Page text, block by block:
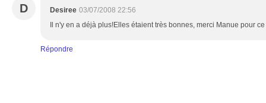
D Desiree 03/07/2008 22:56
Il n'y en a déjà plus!Elles étaient très bonnes, merci Manue pour
Répondre